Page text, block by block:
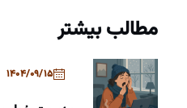
مطالب بیشتر
1404/09/15